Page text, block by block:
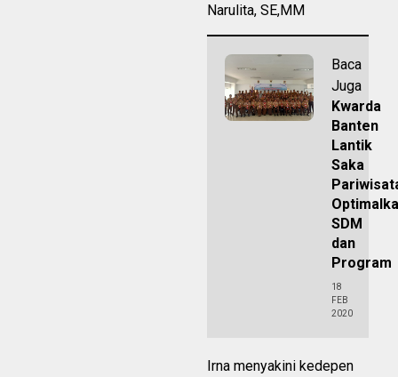
Narulita, SE,MM
Baca
Juga
Kwarda
Banten
Lantik
Saka
SDM
dan
Program
18
FEB
2020
Irna menyakini kedepen